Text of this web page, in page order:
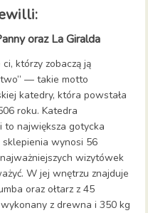
oraz La Giralda
którzy zobaczą ją
— takie motto
katedry, która powstała
roku. Katedra
to największa gotycka
wynosi 56
wizytówek
W jej wnętrzu znajduje
oraz ołtarz z 45
z drewna i 350 kg